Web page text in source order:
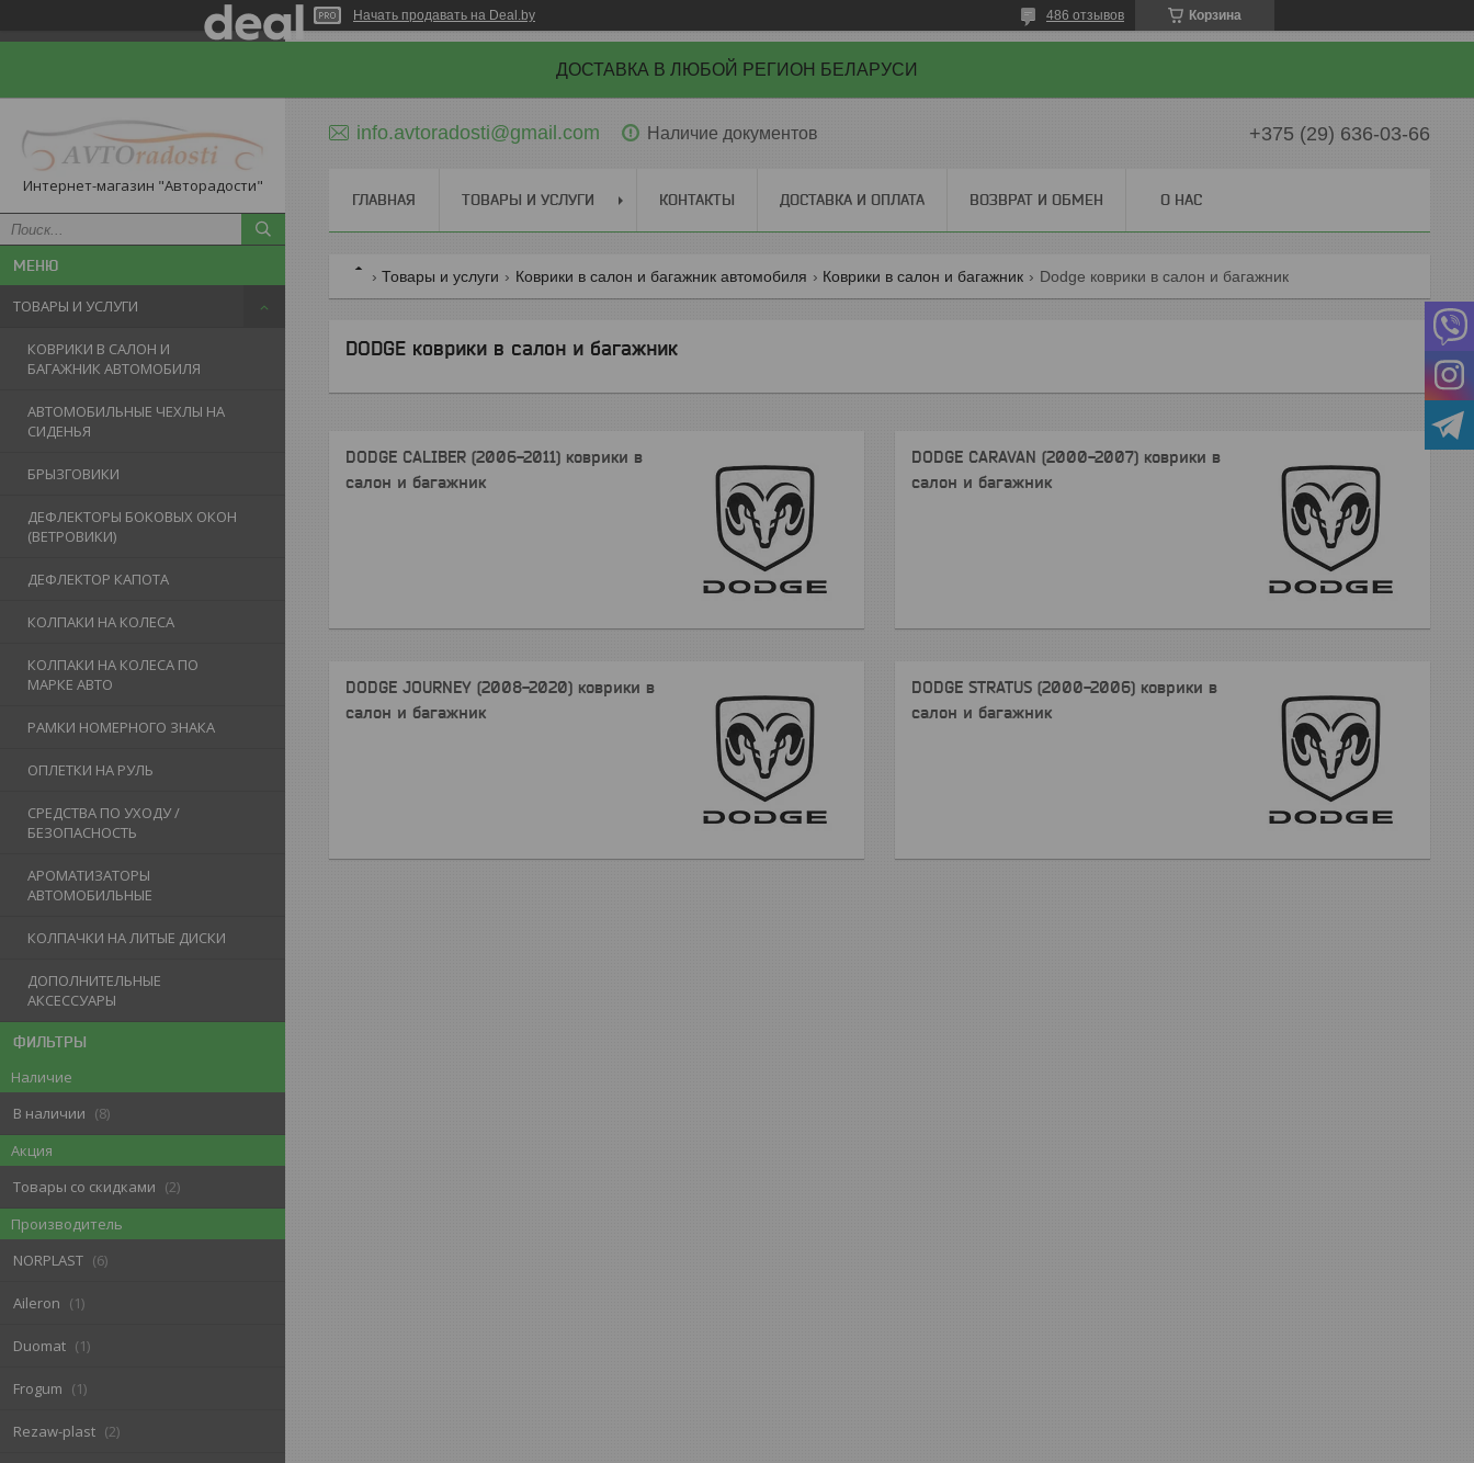
Начать продавать на Deal.by Корзина
486 отзывов
ДОСТАВКА В ЛЮБОЙ РЕГИОН БЕЛАРУСИ
Интернет-магазин "Авторадости"
ТОВАРЫ И УСЛУГИ
КОВРИКИ В САЛОН И
БАГАЖНИК АВТОМОБИЛЯ
АВТОМОБИЛЬНЫЕ ЧЕХЛЫ НА
СИДЕНЬЯ
БРЫЗГОВИКИ
ДЕФЛЕКТОРЫ БОКОВЫХ ОКОН
(ВЕТРОВИКИ)
ДЕФЛЕКТОР КАПОТА
КОЛПАКИ НА КОЛЕСА
КОЛПАКИ НА КОЛЕСА ПО
МАРКЕ АВТО
РАМКИ НОМЕРНОГО ЗНАКА
ОПЛЕТКИ НА РУЛЬ
СРЕДСТВА ПО УХОДУ /
БЕЗОПАСНОСТЬ
АРОМАТИЗАТОРЫ
АВТОМОБИЛЬНЫЕ
КОЛПАЧКИ НА ЛИТЫЕ ДИСКИ
ДОПОЛНИТЕЛЬНЫЕ
АКСЕССУАРЫ
ФИЛЬТРЫ
Наличие
В наличии
8
Акция
Товары со скидками
2
Производитель
NORPLAST
6
Aileron 1
Duomat 1
Frogum 1
Rezaw-plast 2
info.avtoradosti@gmail.com Наличие документов +375 (29) 636-03-66
ГЛАВНАЯ ТОВАРЫ И УСЛУГИ КОНТАКТЫ ДОСТАВКА И ОПЛАТА ВОЗВРАТ И ОБМЕН О НАС
Товары и услуги Коврики в салон и багажник автомобиля Коврики в салон и багажник Dodge коврики в салон и багажник
DODGE коврики в салон и багажник
DODGE CALIBER (2006-2011) коврики в
салон и багажник
DODGE CARAVAN (2000-2007) коврики в
салон и багажник
DODGE JOURNEY (2008-2020) коврики в
салон и багажник
DODGE STRATUS (2000-2006) коврики в
салон и багажник